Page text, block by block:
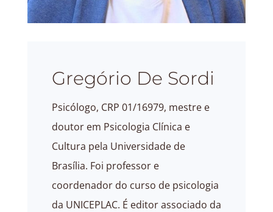
Gregório De Sordi
Psicólogo, CRP 01/16979, mestre e
doutor em Psicologia Clínica e
Cultura pela Universidade de
Brasília. Foi professor e
coordenador do curso de psicologia
da UNICEPLAC. É editor associado da